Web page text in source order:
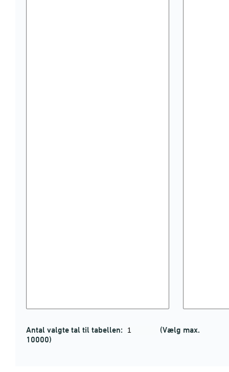
Antal valgte tal til tabellen:
(Vælg max.
10000)